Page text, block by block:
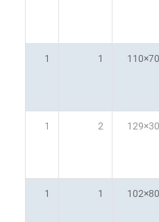
1
1
2
1
1
1